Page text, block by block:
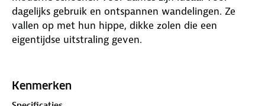
dagelijks gebruik en ontspannen wandelingen. Ze
vallen op met hun hippe, dikke zolen die een
eigentijdse uitstraling geven.
zachte en evenwichtige loopervaring, of je nu een
Kenmerken